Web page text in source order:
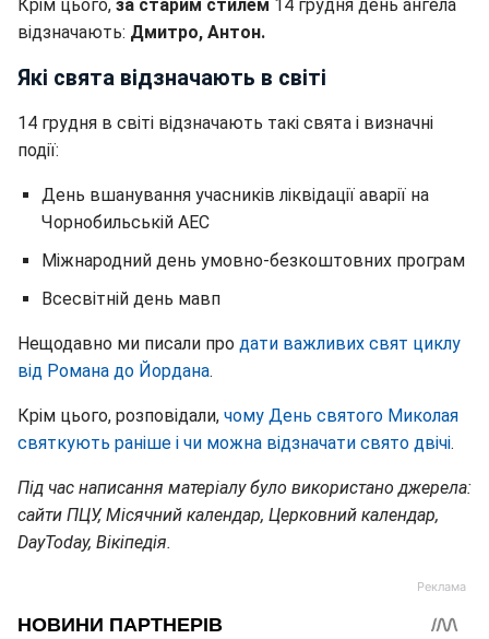
Крім цього, за старим стилем 14 грудня день ангела
відзначають: Дмитро, Антон.
Які свята відзначають в світі
14 грудня в світі відзначають такі свята і визначні
події:
День вшанування учасників ліквідації аварії на
Чорнобильській АЕС
Міжнародний день умовно-безкоштовних програм
Всесвітній день мавп
Нещодавно ми писали про дати важливих свят циклу
від Романа до Йордана.
Крім цього, розповідали, чому День святого Миколая
святкують раніше і чи можна відзначати свято двічі.
Під час написання матеріалу було використано джерела:
сайти ПЦУ, Місячний календар, Церковний календар,
DayToday, Вікіпедія.